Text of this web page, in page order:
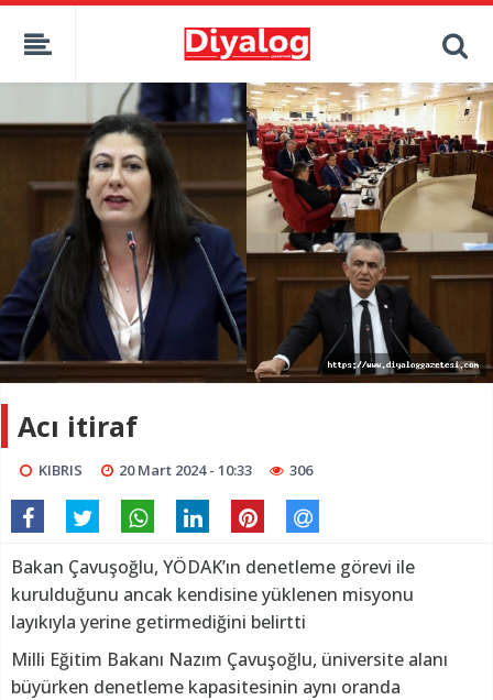
Acı itiraf
KIBRIS 20 Mart 2024 - 10:33 306
Bakan Çavuşoğlu, YÖDAK’ın denetleme görevi ile
kurulduğunu ancak kendisine yüklenen misyonu
layıkıyla yerine getirmediğini belirtti
Milli Eğitim Bakanı Nazım Çavuşoğlu, üniversite alanı
büyürken denetleme kapasitesinin aynı oranda